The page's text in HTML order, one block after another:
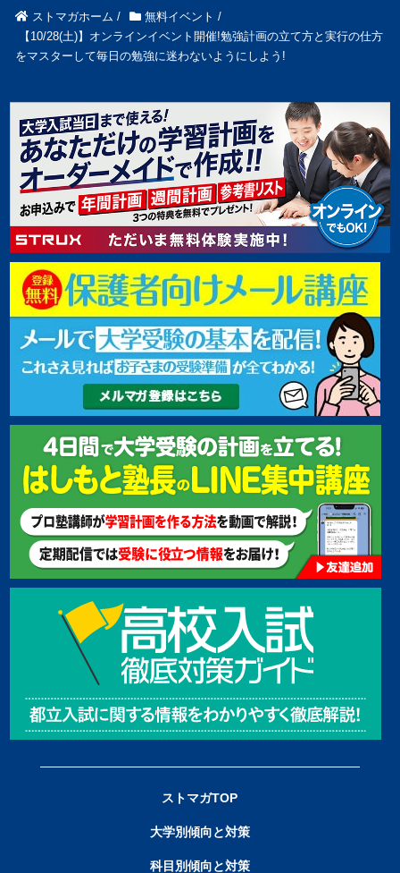
ストマガホーム / 無料イベント /
【10/28(土)】オンラインイベント開催!勉強計画の立て方と実行の仕方
をマスターして毎日の勉強に迷わないようにしよう!
ストマガTOP
大学別傾向と対策
科目別傾向と対策